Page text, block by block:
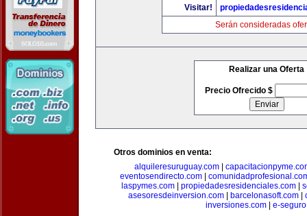
Visitar!
Serán consideradas
Realizar una Oferta
Precio Ofrecido $
Otros dominios en venta:
alquileresuruguay.com
eventosendirecto.com|
laspymes.com| propiedadesresidenciales.com|
asesoresdeinversion.com
barcelonasoft.com
inversiones.com| e-